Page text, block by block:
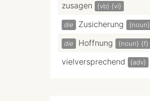
zusagen {vb} {vi}
die Zusicherung {noun}
die Hoffnung {noun} {f}
vielversprechend {adv}